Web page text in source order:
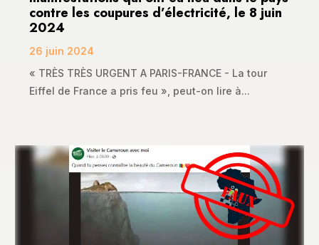
contre les coupures d’électricité, le 8 juin
2024
26 juin 2024
« TRÈS TRÈS URGENT A PARIS-FRANCE - La tour
Eiffel de France a pris feu », peut-on lire à...